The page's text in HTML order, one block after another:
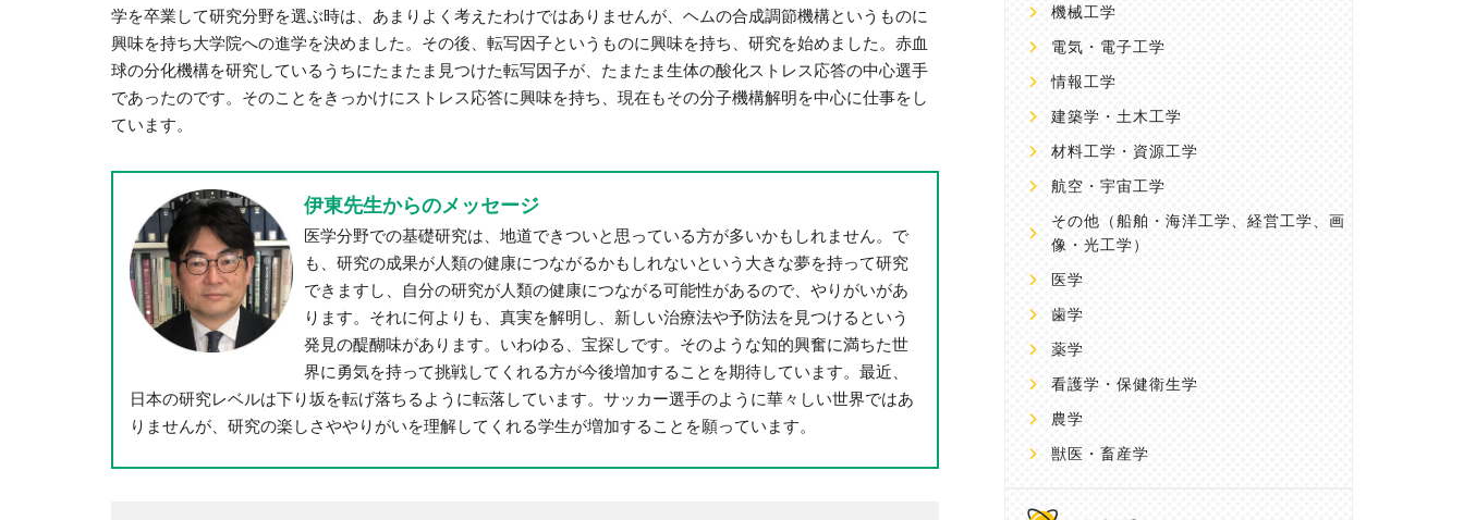
学を卒業して研究分野を選ぶ時は、あまりよく考えたわけではありませんが、ヘムの合成調節機構というものに
興味を持ち大学院への進学を決めました。その後、転写因子というものに興味を持ち、研究を始めました。赤血
球の分化機構を研究しているうちにたまたま見つけた転写因子が、たまたま生体の酸化ストレス応答の中心選手
であったのです。そのことをきっかけにストレス応答に興味を持ち、現在もその分子機構解明を中心に仕事をし
ています。
伊東先生からのメッセージ
医学分野での基礎研究は、地道できついと思っている方が多いかもしれません。で
も、研究の成果が人類の健康につながるかもしれないという大きな夢を持って研究
できますし、自分の研究が人類の健康につながる可能性があるので、やりがいがあ
ります。それに何よりも、真実を解明し、新しい治療法や予防法を見つけるという
発見の醍醐味があります。いわゆる、宝探しです。そのような知的興奮に満ちた世
界に勇気を持って挑戦してくれる方が今後増加することを期待しています。最近、
日本の研究レベルは下り坂を転げ落ちるように転落しています。サッカー選手のように華々しい世界ではあ
りませんが、研究の楽しさややりがいを理解してくれる学生が増加することを願っています。
機械工学
電気・電子工学
情報工学
建築学・土木工学
材料工学・資源工学
航空・宇宙工学
その他 （船舶・海洋工学、経営工学、画
像・光工学）
医学
歯学
薬学
看護学・保健衛生学
農学
獣医・畜産学